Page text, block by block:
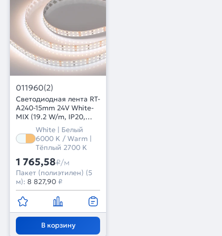
011960(2)
Светодиодная лента RT-
A240-15mm 24V White-
MIX (19.2 W/m, IP20,
2835, 5m) (Arlight,
Изменяемая ЦТ)
White | Белый
6000 K / Warm |
Тёплый 2700 K
1 765,58₽/м
Пакет (полиэтилен) (5
м): 8 827,90 ₽
В корзину